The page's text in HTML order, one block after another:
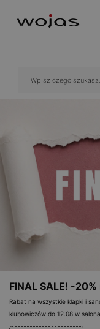
FINAL SALE! -
Rabat na wszystkie klapki i
klubowiczów do 12.08 w